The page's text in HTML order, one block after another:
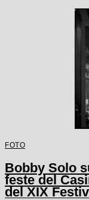
FOTO
Bobby Solo
feste del
del XIX